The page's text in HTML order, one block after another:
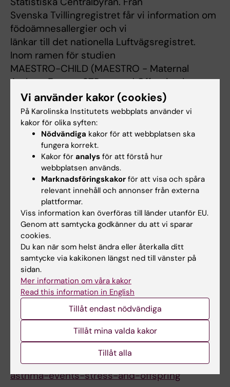
Svenska Tvillingregistret får vi information om
födoämnesallergier och vi
länkar till det nationella Luftvägsregistret.
Inom ramen för studien
MAESTRO-CHILD (MAESTRO - Maternal
Asthma Events, STRess and Offspring |
Karolinska Institutet (ki.se) [2]) samlar vi in
enkäter, saliv- och
blodprov.
Projektet syftar till att fylla kunskapsluckor för
orsaker till och
behandling av födoämnesallergi och astma,
som är vanliga kroniska
sjukdomar hos barn. Stress under graviditet
och oro hos familjer med
födoämnesallergier är vanligt, men det är inte
känt om sambanden kan
förklaras av arv eller miljö, eller hur det
påverkar barnens hälsa på
lång sikt. Studierna kommer att ge förnyade
insikter i tidig utveckling,
förebyggande och behandling av sjukdomarna
vilket är till stor nytta för
hälso- och sjukvårdssystemet och folkhälsan.
https://ki.se/en/meb/appeasing-the-
[2]https://ki.se/meb/maestro-maternal-
asthma-events-stress-and-offspring
Vi använder kakor (cookies)
På Karolinska Institutets webbplats använder vi
kakor för olika syften:
Nödvändiga kakor för att webbplatsen ska
fungera korrekt.
Kakor för analys för att förstå hur
webbplatsen används.
Marknadsföringskakor för att visa och spåra
relevant innehåll och annonser från externa
plattformar.
Viss information kan överföras till länder utanför EU.
Genom att samtycka godkänner du att vi sparar
cookies.
Du kan när som helst ändra eller återkalla ditt
samtycke via kakikonen längst ned till vänster på
sidan.
Mer information om våra kakor
Read this information in English
Tillåt endast nödvändiga
Tillåt mina valda kakor
Tillåt alla